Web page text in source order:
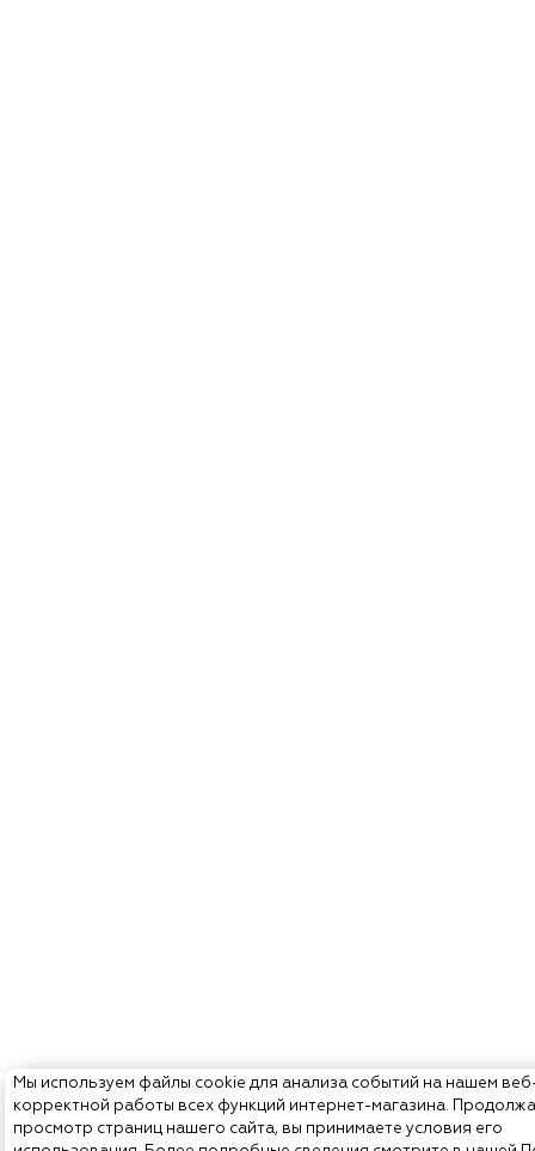
Мы используем файлы cookie для анализа событий на нашем
корректной работы всех функций интернет-магазина.
просмотр страниц нашего сайта, вы принимаете условия его